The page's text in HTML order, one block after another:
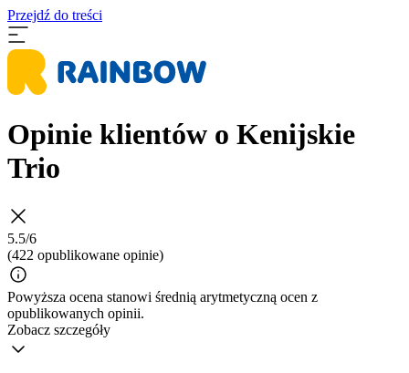
Przejdź do treści
Opinie klientów o Kenijskie
Trio
5.5/6
(422 opublikowane opinie)
Powyższa ocena stanowi średnią arytmetyczną ocen z
opublikowanych opinii.
Zobacz szczegóły